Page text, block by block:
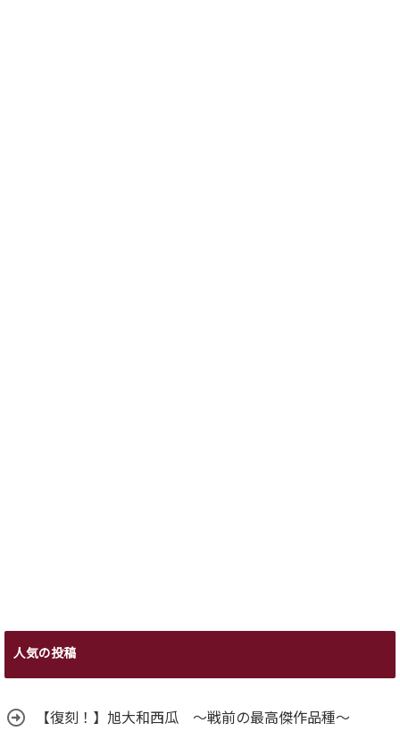
人気の投稿
【復刻！】旭大和西瓜 ～戦前の最高傑作品種～